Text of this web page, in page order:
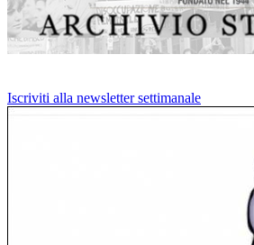
Iscriviti alla newsletter settimanale